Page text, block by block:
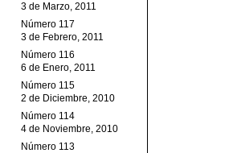
3 de Marzo, 2011
Número 117
3 de Febrero, 2011
Número 116
6 de Enero, 2011
Número 115
2 de Diciembre, 2010
Número 114
4 de Noviembre, 2010
Número 113